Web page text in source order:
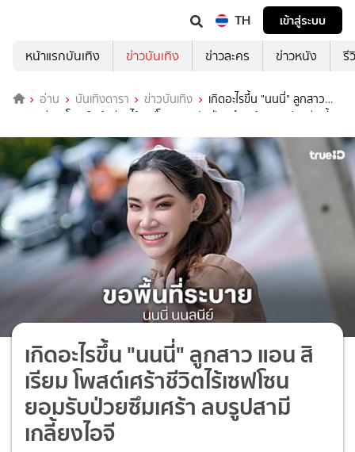
TH
เข้าสู่ระบบ
หน้าแรกบันเทิง
ข่าวบันเทิง ข่าวละคร ข่าวหนัง รี
อ่าน บันเทิงดารา ข่าวบันเทิง
เกิดอะไรขึ้น "นนนี่" ลูกสาว
แอน สิเรียม โพสต์เศร้าชีวิตไร้เซฟโซน ยอมรับป่วยซึมเศร้า ลบรูปสามีเกลี้ยง
เกิดอะไรขึ้น "นนนี่" ลูกสาว แอน สิ
เรียม โพสต์เศร้าชีวิตไร้เซฟโซน
ยอมรับป่วยซึมเศร้า ลบรูปสามี
เกลี้ยงไอจี